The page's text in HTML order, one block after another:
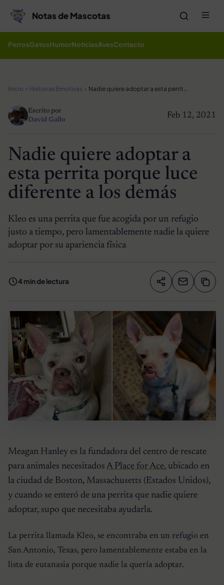
Notas de Mascotas
PerrosGatosHumorNoticiasAvesContacto
Inicio Historias Emotivas Nadie quiere adoptar a esta perrita porque luce diferente a los demás
Feb 12, 2021
Escrito por
David Gallo
Nadie quiere adoptar a
esta perrita porque luce
diferente a los demás
Kleo es una perrita que fue acogida por un refugio
justo a tiempo, pero lamentablemente nadie la quiere
adoptar por su apariencia física
4 min de lectura Compartir
Meagan Hanley es la fundadora del centro de rescate
para animales necesitados A Place for Ace, ubicado en
la ciudad de Boston, Massachusetts (Estados Unidos),
y cuando se enteró de una perrita que nadie quiere
adoptar, supo que necesitaba ayudarla.
La perrita llamada Kleo, se encontraba en un refugio en
San Antonio, Texas, pero lamentablemente estaba en la
lista de eutanasia porque nadie la quería adoptar.